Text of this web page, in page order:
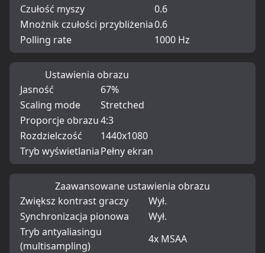
Czułość myszy
0.6
Mnożnik czułości przybliżenia0.6
Polling rate
1000 Hz
Ustawienia obrazu
Jasność
67%
Scaling mode
Stretched
Proporcje obrazu4:3
Rozdzielczość
1440x1080
Tryb wyświetlaniaPełny ekran
Zaawansowane ustawienia obrazu
Zwiększ kontrast graczy
Wył.
Synchronizacja pionowa
Wył.
Tryb antyaliasingu
(multisampling)
4x MSAA